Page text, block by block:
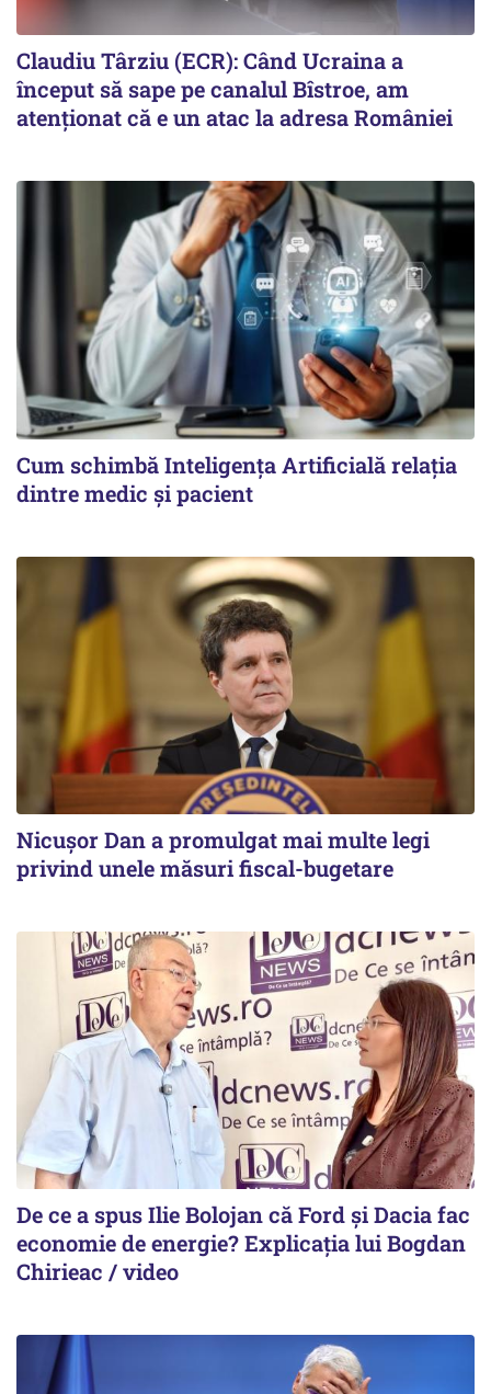
Claudiu Târziu (ECR): Când Ucraina a
început să sape pe canalul Bîstroe, am
atenționat că e un atac la adresa României
Cum schimbă Inteligența Artificială relația
dintre medic și pacient
Nicușor Dan a promulgat mai multe legi
privind unele măsuri fiscal-bugetare
De ce a spus Ilie Bolojan că Ford și Dacia fac
economie de energie? Explicația lui Bogdan
Chirieac / video